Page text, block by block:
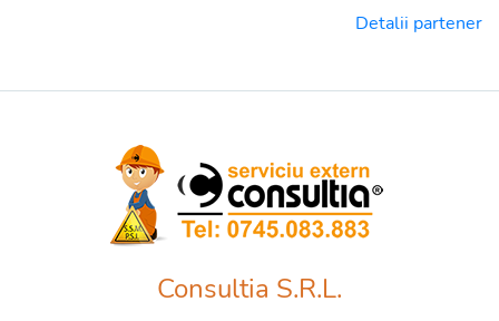
Detalii partener
Consultia S.R.L.